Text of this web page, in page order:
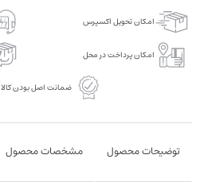
امکان تحویل اکسپرس
امکان پرداخت در محل
ضمانت اصل بودن کالا
توضیحات محصول مشخصات محصول